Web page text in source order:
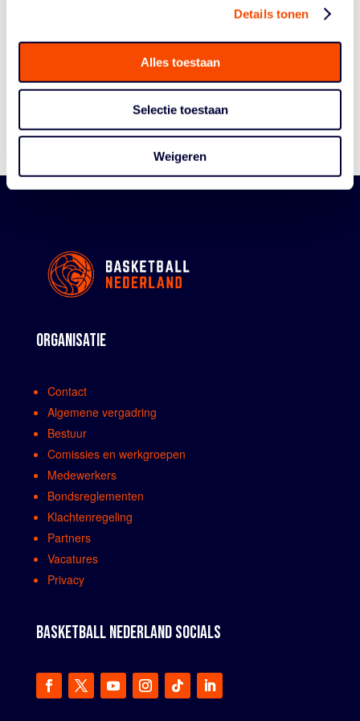
Details tonen
Alles toestaan
Selectie toestaan
Weigeren
Algemene Vergadering
Bestuur En Commissies
Medewerkers
ORGANISATIE
Contact
Algemene vergadring
Bestuur
Comissies en werkgroepen
Medewerkers
Bondsreglementen
Klachtenregeling
Partners
Vacatures
Privacy
BASKETBALL NEDERLAND SOCIALS